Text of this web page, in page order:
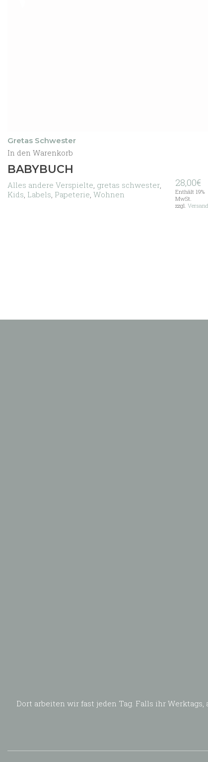
Gretas Schwester
In den Warenkorb
BABYBUCH
Alles andere Verspielte gretas schwester
Kids Labels Papeterie Wohnen
28,00€
Enthält 19%
MwSt.
zzgl. Versand
Dort arbeiten wir fast jeden Tag. Falls ihr